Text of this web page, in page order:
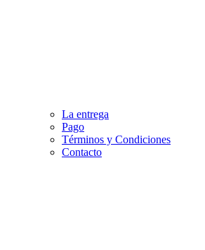
La entrega
Pago
Términos y Condiciones
Contacto